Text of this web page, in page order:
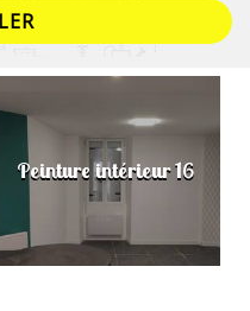
Peinture intérieur 16